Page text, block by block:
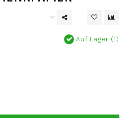
Auf Lager (1)